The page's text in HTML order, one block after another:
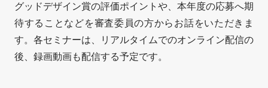
グッドデザイン賞の評価ポイントや、本年度の応募へ期
待することなどを審査委員の方からお話をいただきま
す。各セミナーは、リアルタイムでのオンライン配信の
後、録画動画も配信する予定です。